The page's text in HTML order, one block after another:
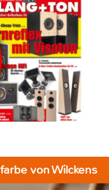
von Wilckens